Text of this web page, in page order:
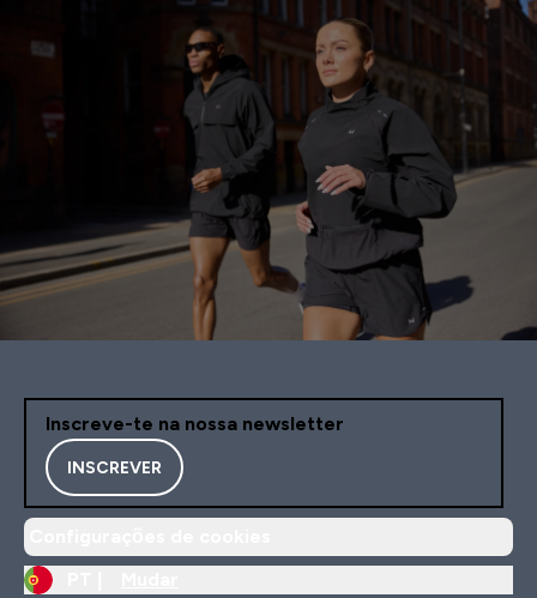
Inscreve-te na nossa newsletter
INSCREVER